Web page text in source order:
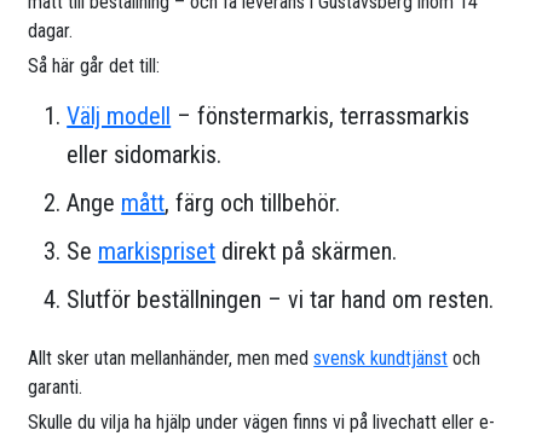
dagar.
Så här går det till:
Välj modell – fönstermarkis, terrassmarkis
eller sidomarkis.
Ange mått, färg och tillbehör.
Se markispriset direkt på skärmen.
Slutför beställningen – vi tar hand om resten.
Allt sker utan mellanhänder, men medsvensk kundtjänst och
garanti.
Skulle du vilja ha hjälp under vägen finns vi på livechatt eller e-